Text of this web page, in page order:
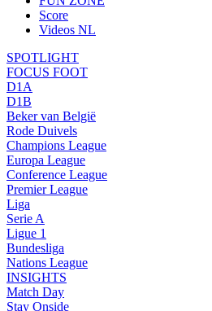
Score
Videos NL
SPOTLIGHT
FOCUS FOOT
D1A
D1B
Beker van België
Rode Duivels
Champions League
Europa League
Conference League
Premier League
Liga
Serie A
Ligue 1
Bundesliga
Nations League
INSIGHTS
Match Day
Stay Onside